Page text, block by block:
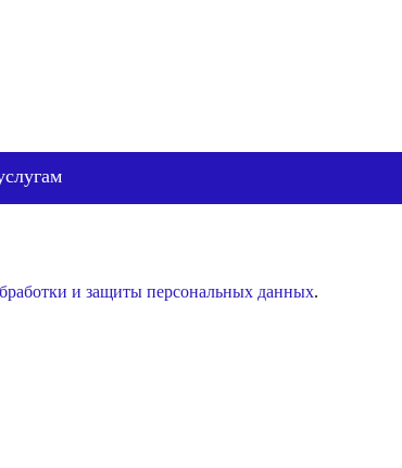
и защиты персональных данных.